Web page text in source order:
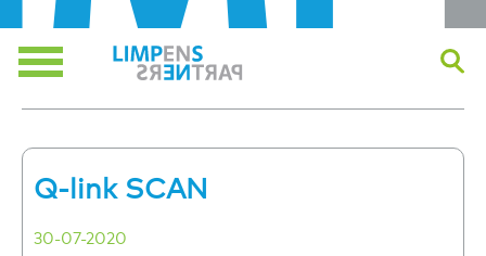
content
Menu
Q-link SCAN
30-07-2020